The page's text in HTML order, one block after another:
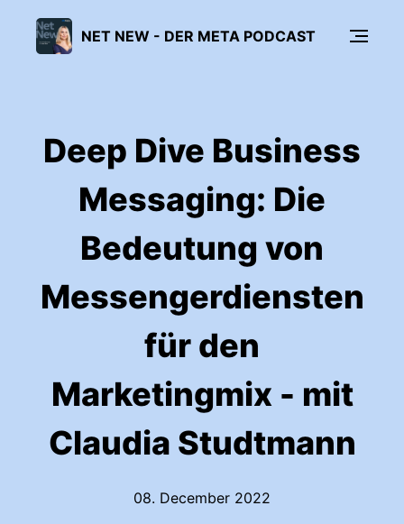
NET NEW - DER META PODCAST
Deep Dive Business
Messaging: Die
Bedeutung von
Messengerdiensten
für den
Marketingmix - mit
Claudia Studtmann
08. December 2022